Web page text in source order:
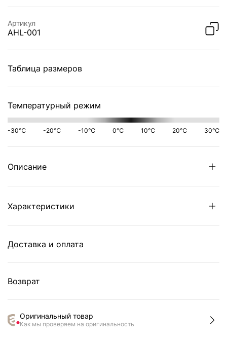
Артикул
AHL-001
Таблица размеров
Температурный режим
-30℃ -20℃ -10℃ 0℃ 10℃ 20℃ 30℃
Описание
Характеристики
Доставка и оплата
Возврат
Оригинальный товар
Как мы проверяем на оригинальность